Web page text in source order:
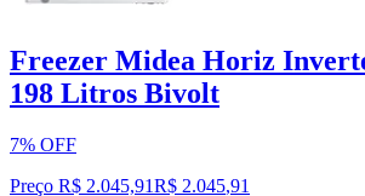
Freezer Midea Horiz
198 Litros Bivolt
7% OFF
Preço R$ 2.045,91R$ 2.045,91